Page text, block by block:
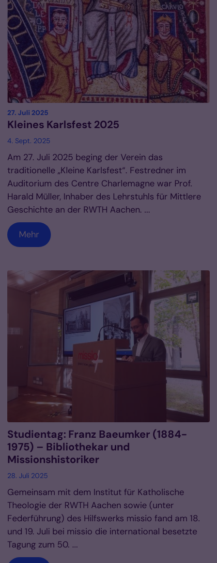
27. Juli 2025
Kleines Karlsfest 2025
4. Sept. 2025
Am 27. Juli 2025 beging der Verein das
traditionelle „Kleine Karlsfest“. Festredner im
Auditorium des Centre Charlemagne war Prof.
Harald Müller, Inhaber des Lehrstuhls für Mittlere
Geschichte an der RWTH Aachen. ...
Mehr
Studientag: Franz Baeumker (1884-
1975) – Bibliothekar und
Missionshistoriker
28. Juli 2025
Gemeinsam mit dem Institut für Katholische
Theologie der RWTH Aachen sowie (unter
Federführung) des Hilfswerks missio fand am 18.
und 19. Juli bei missio die international besetzte
Tagung zum 50. ...